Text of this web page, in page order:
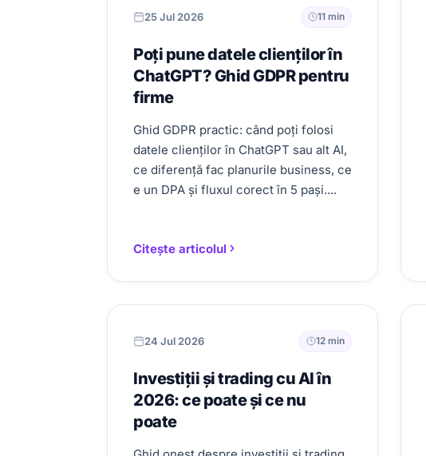
25 Jul 2026 11 min
Poți pune datele clienților în
ChatGPT? Ghid GDPR pentru
firme
Ghid GDPR practic: când poți folosi
datele clienților în ChatGPT sau alt AI,
ce diferență fac planurile business, ce
e un DPA și fluxul corect în 5 pași....
Citește articolul
24 Jul 2026 12 min
Investiții și trading cu AI în
2026: ce poate și ce nu
poate